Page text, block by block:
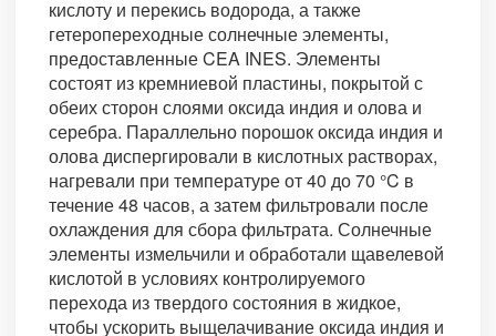
кислоту и перекись водорода, а также
гетеропереходные солнечные элементы,
предоставленные CEA INES. Элементы
состоят из кремниевой пластины, покрытой с
обеих сторон слоями оксида индия и олова и
серебра. Параллельно порошок оксида индия и
олова диспергировали в кислотных растворах,
нагревали при температуре от 40 до 70 °C в
течение 48 часов, а затем фильтровали после
охлаждения для сбора фильтрата. Солнечные
элементы измельчили и обработали щавелевой
кислотой в условиях контролируемого
перехода из твердого состояния в жидкое,
чтобы ускорить выщелачивание оксида индия и